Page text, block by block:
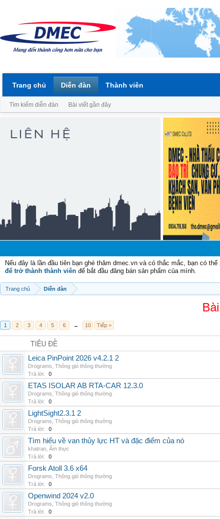
Nếu đây là lần đầu tiên bạn ghé thăm dmec.vn và có thắc mắc, bạn có
để trở thành thành viên để bắt đầu đăng bán sản phẩm của mình.
Trang chủ Diễn đàn
1 2 3 4 5 6 → 10 Tiếp >
TIÊU ĐỀ
Leica PinPoint 2026 v4.2.1 2
Drograms Thông gió thông thường
Trả lời:
0
ETAS ISOLAR AB RTA-CAR 12.3.0
Drograms Thông gió thông thường
Trả lời:
0
LightSight2.3.1 2
Drograms Thông gió thông thường
Trả lời:
0
Tìm hiểu về van thủy lực HT và đặc điểm của nó
khatran Ẩm thực
Trả lời:
0
Forsk Atoll 3.6 x64
Drograms Thông gió thông thường
Trả lời:
0
Openwind 2024 v2.0
Drograms Thông gió thông thường
Trả lời:
0
Trang chủ Diễn đàn
Tìm kiếm diễn đàn Bài viết gần đây
Thành viên